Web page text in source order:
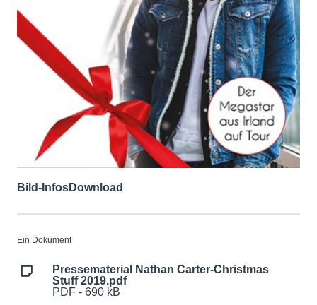
Bild-InfosDownload
Ein Dokument
Pressematerial Nathan Carter-Christmas
Stuff 2019.pdf
PDF - 690 kB